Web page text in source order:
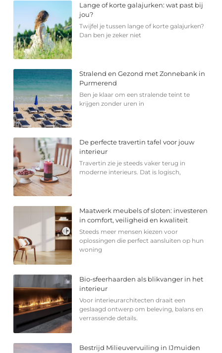
Lange of korte galajurken: wat past bij
jou?
Twijfel je tussen lange of korte galajurken?
Dan ben je zeker niet
Stralend en Gezond met Zonnebank in
Purmerend
Ben je klaar om een stralende teint te
krijgen zonder uren in
De perfecte travertin tafel voor jouw
interieur
Travertin zie je steeds vaker terug in
moderne interieurs. Dat is logisch,
Maatwerk meubels of sloten: investeren
in comfort, veiligheid en kwaliteit
Steeds meer mensen kiezen voor
oplossingen die perfect aansluiten op hun
woning
Bio-sfeerhaarden als blikvanger in het
interieur
Voor interieurarchitecten draait een
geslaagd ontwerp om beleving, balans en
verrassende details.
Bestrijd Milieuvervuiling in IJmuiden